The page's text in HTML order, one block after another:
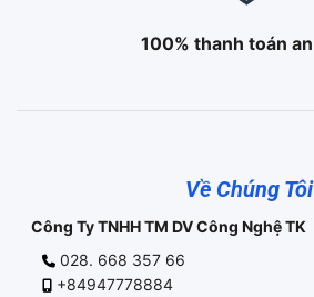
100% thanh toán
Về Chúng Tôi
Công Ty TNHH TM DV Công Nghệ TK
028. 668 357 66
+84947778884